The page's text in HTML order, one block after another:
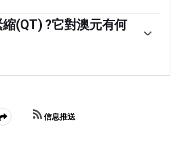
勵澳大利亞儲備銀行提高利率，這也
具。量化寬松是澳大利亞儲備銀行
以從金融機構購買資產(通常是政府或
而為他們提供急需的流動性。量化寬
(QT) ?它對澳元有何
脹開始上升時進行的。在量化寬松
並停止將其持有的到期債券的本金再
利(或看漲)。
信息推送